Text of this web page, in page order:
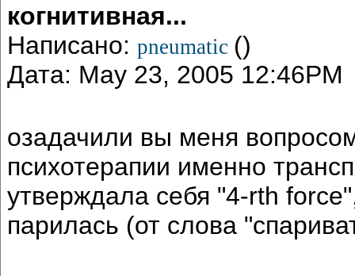
когнитивная...
Написано: pneumatic ()
Дата: May 23, 2005 12:46PM
озадачили вы меня
психотерапии именно
утверждала себя "4-rth
парилась (от слова